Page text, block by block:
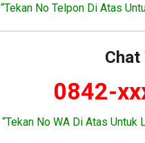
“Tekan No Telpon Di Atas
Chat
0842-
“Tekan No WA Di Atas Untuk